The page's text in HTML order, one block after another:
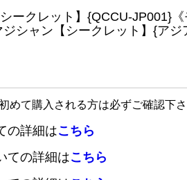
ークレット】{QCCU-JP001}
シャン【シークレット】{アジ
めて購入される方は必ずご確認下さ
の詳細はこちら
ての詳細はこちら